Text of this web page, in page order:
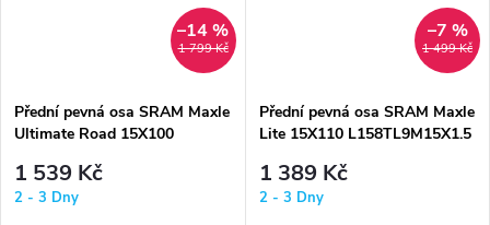
1 799 Kč
–14 %
Přední pevná osa SRAM Maxle
Ultimate Road 15X100
1 539 Kč
2 - 3 Dny
1 499 Kč
–7 %
Přední pevná osa SRAM Maxle
Lite 15X110 L158TL9M15X1.5
1 389 Kč
2 - 3 Dny